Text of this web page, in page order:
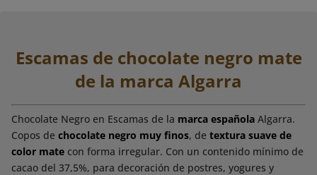
Escamas de chocolate negro mate
de la marca Algarra
Chocolate Negro en Escamas de la marca españolaAlgarra.
Copos de chocolate negro muy finos, de textura suave de
color mate con forma irregular. Con un contenido mínimo de
cacao del 37,5%, para decoración de postres, yogures y